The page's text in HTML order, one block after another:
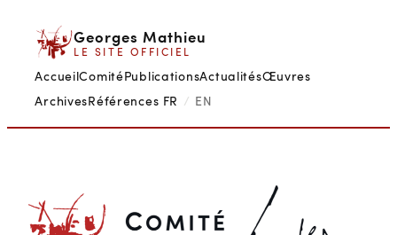
contenu
Georges Mathieu
LE SITE OFFICIEL
AccueilComitéPublicationsActualitésŒuvres
ArchivesRéférences FR / EN